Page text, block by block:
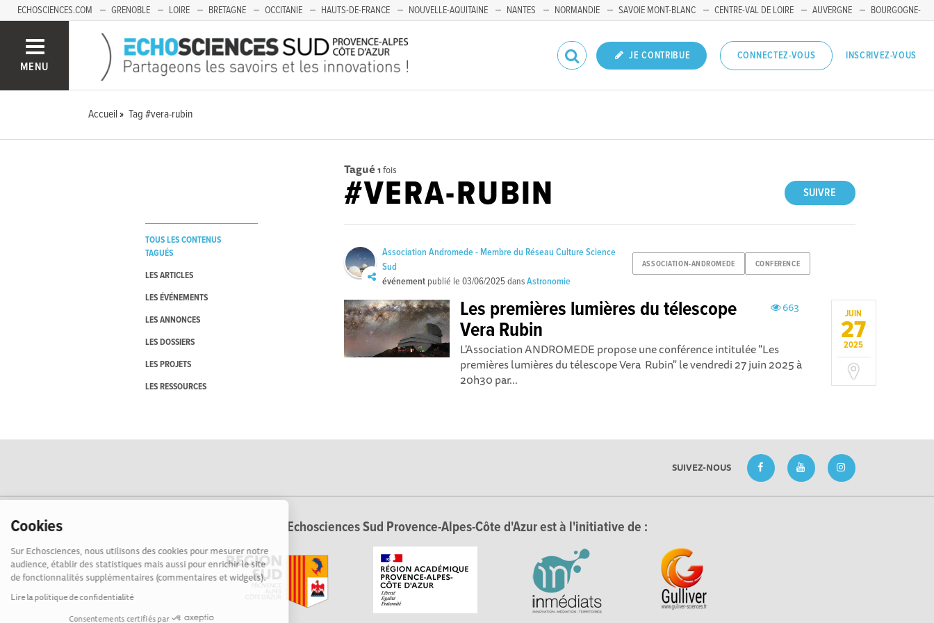
Cookies
Sur Echosciences, nous utilisons des cookies pour mesurer notre
audience, établir des statistiques mais aussi pour enrichir le site
de fonctionnalités supplémentaires (commentaires et widgets).
Lire la politique de confidentialité
Consentements certifiés par
ECHOSCIENCES.COM GRENOBLE LOIRE BRETAGNE OCCITANIE HAUTS-DE-FRANCE NOUVELLE-AQUITAINE NANTES NORMANDIE SAVOIE MONT-BLANC CENTRE-VAL DE LOIRE AUVERGNE
BOURGOGNE-
MENU
JE CONTRIBUE CONNECTEZ-VOUS INSCRIVEZ-VOUS
Accueil Tag #vera-rubin
TOUS LES CONTENUS
TAGUÉS
LES ARTICLES
LES ÉVÉNEMENTS
LES ANNONCES
LES DOSSIERS
LES PROJETS
LES RESSOURCES
Tagué 1 fois
SUIVRE
#VERA-RUBIN
ASSOCIATION-ANDROMEDE CONFERENCE
Association Andromede - Membre du Réseau Culture Science
Sud
événement publié le03/06/2025dansAstronomie
JUIN
27
2025
663
Les premières lumières du télescope
Vera Rubin
L'Association ANDROMEDE propose une conférence intitulée "Les
premières lumières du télescope Vera Rubin" le vendredi 27 juin 2025 à
20h30 par...
SUIVEZ-NOUS
Echosciences Sud Provence-Alpes-Côte d'Azur est à l'initiative de :